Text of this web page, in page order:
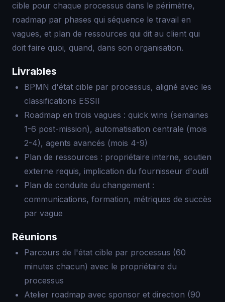
cible pour chaque processus dans le périmètre,
roadmap par phases qui séquence le travail en
vagues, et plan de ressources qui dit au client qui
doit faire quoi, quand, dans son organisation.
Livrables
BPMN d'état cible par processus, aligné avec les
classifications ESSII
Roadmap en trois vagues : quick wins (semaines
1-6 post-mission), automatisation centrale (mois
2-4), agents avancés (mois 4-9)
Plan de ressources : propriétaire interne, soutien
externe requis, implication du fournisseur d'outil
Plan de conduite du changement :
communications, formation, métriques de succès
par vague
Réunions
Parcours de l'état cible par processus (60
minutes chacun) avec le propriétaire du
processus
Atelier roadmap avec sponsor et direction (90